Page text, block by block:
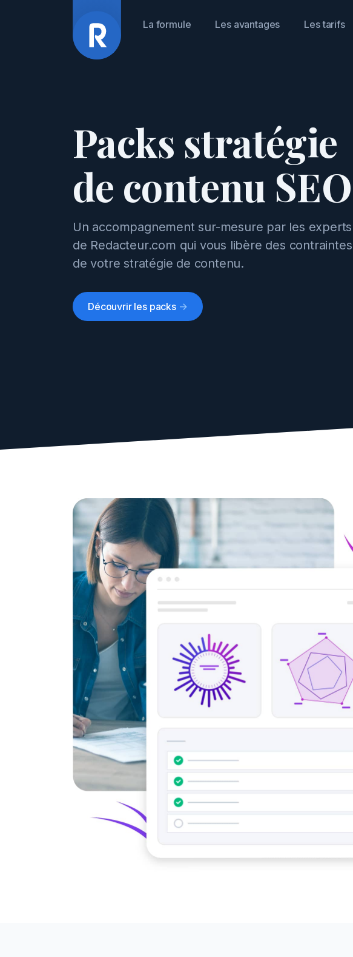
La formule Les avantages Les tarifs
Packs stratégie
de contenu SEO
Un accompagnement sur-mesure par les experts
de Redacteur.com qui vous libère des contraintes
de votre stratégie de contenu.
Découvrir les packs ->